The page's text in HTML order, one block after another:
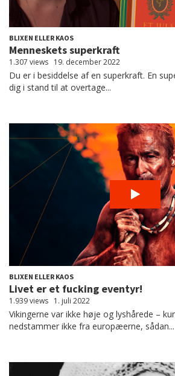
BLIXEN ELLER KAOS
Menneskets superkraft
1.307 views 19. december 2022
Du er i besiddelse af en superkraft. En
dig i stand til at overtage...
BLIXEN ELLER KAOS
Livet er et fucking eventyr!
1.939 views 1. juli 2022
Vikingerne var ikke høje og lyshårede –
nedstammer ikke fra europæerne, sådan...